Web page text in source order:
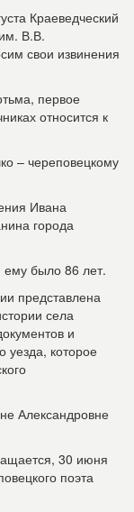
Краеведческий
В.В.
свои извинения
первое
относится к
– череповецкому
Ивана
города
ему было 86 лет.
представлена
села
и
уезда, которое
Александровне
30 июня
поэта